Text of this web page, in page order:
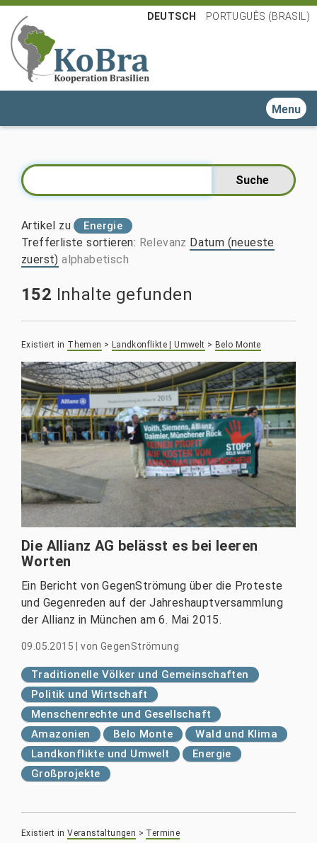
DEUTSCH PORTUGUÊS (BRASIL)
Toggle
Artikel zu Energie
Trefferliste sortieren: Relevanz Datum (neueste
zuerst) alphabetisch
152 Inhalte gefunden
Existiert in Themen > Landkonflikte | Umwelt > Belo Monte
Die Allianz AG belässt es bei leeren
Worten
Ein Bericht von GegenStrömung über die Proteste
und Gegenreden auf der Jahreshauptversammlung
der Allianz in München am 6. Mai 2015.
09.05.2015 |von GegenStrömung
Traditionelle Völker und Gemeinschaften
Politik und Wirtschaft
Menschenrechte und Gesellschaft
Amazonien
Belo Monte
Wald und Klima
Landkonflikte und Umwelt
Energie
Großprojekte
Existiert in Veranstaltungen > Termine